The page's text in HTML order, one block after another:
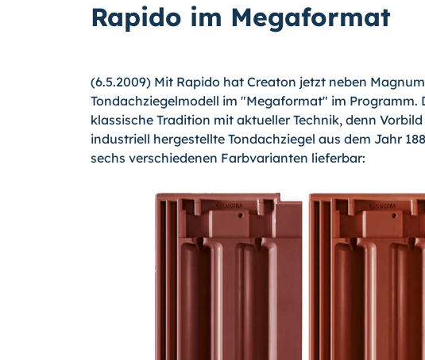
Rapido im Megaformat
(6.5.2009) Mit Rapido hat Creaton jetzt neben
Tondachziegelmodell im "Megaformat" im Programm.
klassische Tradition mit aktueller Technik, denn
industriell hergestellte Tondachziegel aus dem Jahr
sechs verschiedenen Farbvarianten lieferbar: